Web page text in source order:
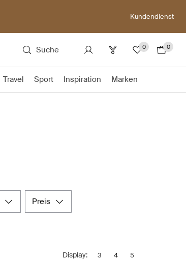
Kundendienst
Suche 0 0
Travel Sport Inspiration Marken
preis
Display: 3 4 5